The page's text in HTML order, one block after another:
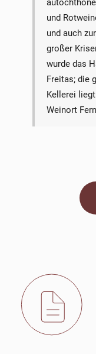
und
und auch
großer
wurde das
Freitas; die
Kellerei
Weinort